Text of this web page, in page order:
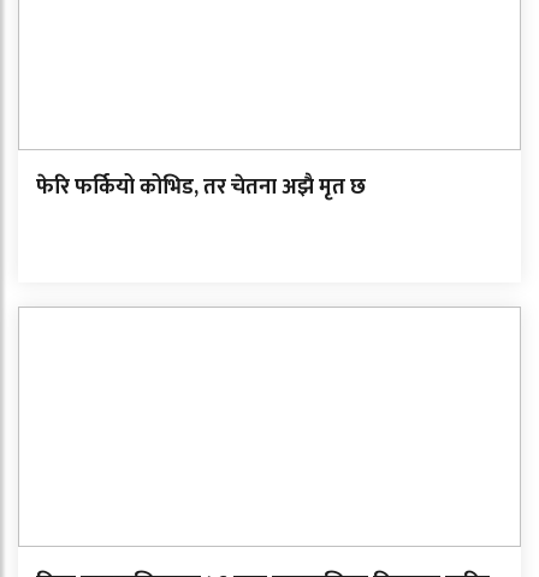
फेरि फर्कियो कोभिड, तर चेतना अझै मृत छ